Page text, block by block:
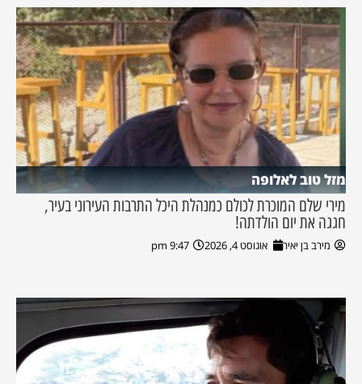
מזל טוב לאלופה
מירי שלם המוכרת לכולם כמנהלת היכל התרבות העירוני בעיר,
חגגה את יום הולדתה!
מירב בן יאיר אוגוסט 4, 2026 9:47 pm